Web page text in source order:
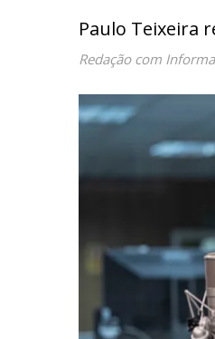
Paulo Teixeira
Redação com